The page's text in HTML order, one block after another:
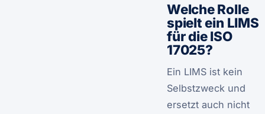
Welche Rolle
spielt ein LIMS
für die ISO
17025?
Ein LIMS ist kein
Selbstzweck und
ersetzt auch nicht